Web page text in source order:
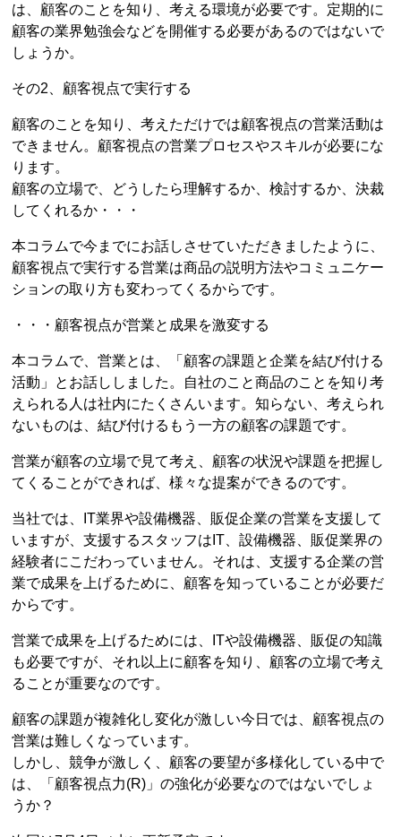
は、顧客のことを知り、考える環境が必要です。定期的に
顧客の業界勉強会などを開催する必要があるのではないで
しょうか。
その2、顧客視点で実行する
顧客のことを知り、考えただけでは顧客視点の営業活動は
できません。顧客視点の営業プロセスやスキルが必要にな
ります。
顧客の立場で、どうしたら理解するか、検討するか、決裁
してくれるか・・・
本コラムで今までにお話しさせていただきましたように、
顧客視点で実行する営業は商品の説明方法やコミュニケー
ションの取り方も変わってくるからです。
・・・顧客視点が営業と成果を激変する
本コラムで、営業とは、「顧客の課題と企業を結び付ける
活動」とお話ししました。自社のこと商品のことを知り考
えられる人は社内にたくさんいます。知らない、考えられ
ないものは、結び付けるもう一方の顧客の課題です。
営業が顧客の立場で見て考え、顧客の状況や課題を把握し
てくることができれば、様々な提案ができるのです。
当社では、IT業界や設備機器、販促企業の営業を支援して
いますが、支援するスタッフはIT、設備機器、販促業界の
経験者にこだわっていません。それは、支援する企業の営
業で成果を上げるために、顧客を知っていることが必要だ
からです。
営業で成果を上げるためには、ITや設備機器、販促の知識
も必要ですが、それ以上に顧客を知り、顧客の立場で考え
ることが重要なのです。
顧客の課題が複雑化し変化が激しい今日では、顧客視点の
営業は難しくなっています。
しかし、競争が激しく、顧客の要望が多様化している中で
は、「顧客視点力(R)」の強化が必要なのではないでしょ
うか？